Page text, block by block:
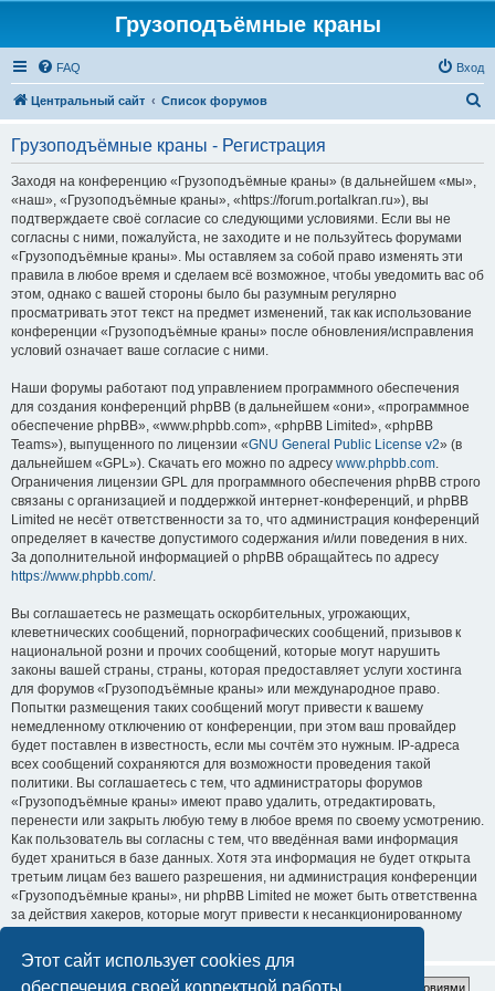
Этот сайт использует cookies для
обеспечения своей корректной работы.
Грузоподъёмные краны
FAQ Вход
Центральный сайт Список форумов
Грузоподъёмные краны - Регистрация
Заходя на конференцию «Грузоподъёмные краны» (в дальнейшем «мы»,
«наш», «Грузоподъёмные краны», «https://forum.portalkran.ru»), вы
подтверждаете своё согласие со следующими условиями. Если вы не
согласны с ними, пожалуйста, не заходите и не пользуйтесь форумами
«Грузоподъёмные краны». Мы оставляем за собой право изменять эти
правила в любое время и сделаем всё возможное, чтобы уведомить вас об
этом, однако с вашей стороны было бы разумным регулярно
просматривать этот текст на предмет изменений, так как использование
конференции «Грузоподъёмные краны» после обновления/исправления
условий означает ваше согласие с ними.
Наши форумы работают под управлением программного обеспечения
для создания конференций phpBB (в дальнейшем «они», «программное
обеспечение phpBB», «www.phpbb.com», «phpBB Limited», «phpBB
Teams»), выпущенного по лицензии «GNU General Public License v2» (в
дальнейшем «GPL»). Скачать его можно по адресу www.phpbb.com.
Ограничения лицензии GPL для программного обеспечения phpBB строго
связаны с организацией и поддержкой интернет-конференций, и phpBB
Limited не несёт ответственности за то, что администрация конференций
определяет в качестве допустимого содержания и/или поведения в них.
За дополнительной информацией о phpBB обращайтесь по адресу
https://www.phpbb.com/.
Вы соглашаетесь не размещать оскорбительных, угрожающих,
клеветнических сообщений, порнографических сообщений, призывов к
национальной розни и прочих сообщений, которые могут нарушить
законы вашей страны, страны, которая предоставляет услуги хостинга
для форумов «Грузоподъёмные краны» или международное право.
Попытки размещения таких сообщений могут привести к вашему
немедленному отключению от конференции, при этом ваш провайдер
будет поставлен в известность, если мы сочтём это нужным. IP-адреса
всех сообщений сохраняются для возможности проведения такой
политики. Вы соглашаетесь с тем, что администраторы форумов
«Грузоподъёмные краны» имеют право удалить, отредактировать,
перенести или закрыть любую тему в любое время по своему усмотрению.
Как пользователь вы согласны с тем, что введённая вами информация
будет храниться в базе данных. Хотя эта информация не будет открыта
третьим лицам без вашего разрешения, ни администрация конференции
«Грузоподъёмные краны», ни phpBB Limited не может быть ответственна
за действия хакеров, которые могут привести к несанкционированному